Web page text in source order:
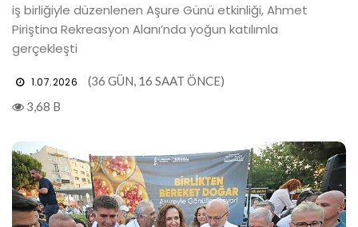
iş birliğiyle düzenlenen Aşure Günü etkinliği, Ahmet
Piriştina Rekreasyon Alanı’nda yoğun katılımla
gerçekleşti
1.07.2026
(36 GÜN, 16 SAAT ÖNCE)
3,68 B